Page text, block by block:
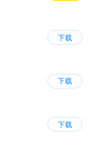
下载
下载
下载